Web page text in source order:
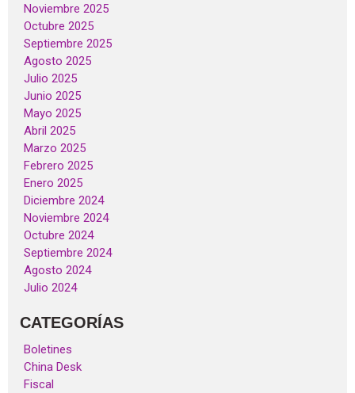
Noviembre 2025
Octubre 2025
Septiembre 2025
Agosto 2025
Julio 2025
Junio 2025
Mayo 2025
Abril 2025
Marzo 2025
Febrero 2025
Enero 2025
Diciembre 2024
Noviembre 2024
Octubre 2024
Septiembre 2024
Agosto 2024
Julio 2024
CATEGORÍAS
Boletines
China Desk
Fiscal